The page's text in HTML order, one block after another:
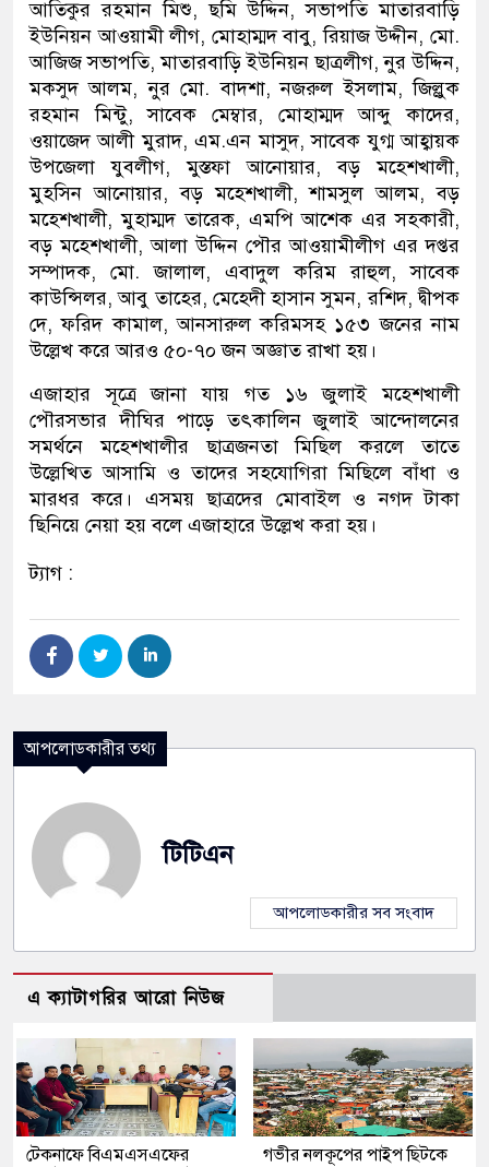
আতিকুর রহমান মিশু, ছমি উদ্দিন, সভাপতি মাতারবাড়ি
ইউনিয়ন আওয়ামী লীগ, মোহাম্মদ বাবু, রিয়াজ উদ্দীন, মো.
আজিজ সভাপতি, মাতারবাড়ি ইউনিয়ন ছাত্রলীগ, নুর উদ্দিন,
মকসুদ আলম, নুর মো. বাদশা, নজরুল ইসলাম, জিল্লুক
রহমান মিন্টু, সাবেক মেম্বার, মোহাম্মদ আব্দু কাদের,
ওয়াজেদ আলী মুরাদ, এম.এন মাসুদ, সাবেক যুগ্ম আহ্বায়ক
উপজেলা যুবলীগ, মুস্তফা আনোয়ার, বড় মহেশখালী,
মুহসিন আনোয়ার, বড় মহেশখালী, শামসুল আলম, বড়
মহেশখালী, মুহাম্মদ তারেক, এমপি আশেক এর সহকারী,
বড় মহেশখালী, আলা উদ্দিন পৌর আওয়ামীলীগ এর দপ্তর
সম্পাদক, মো. জালাল, এবাদুল করিম রাহুল, সাবেক
কাউন্সিলর, আবু তাহের, মেহেদী হাসান সুমন, রশিদ, দ্বীপক
দে, ফরিদ কামাল, আনসারুল করিমসহ ১৫৩ জনের নাম
উল্লেখ করে আরও ৫০-৭০ জন অজ্ঞাত রাখা হয়।
এজাহার সূত্রে জানা যায় গত ১৬ জুলাই মহেশখালী
পৌরসভার দীঘির পাড়ে তৎকালিন জুলাই আন্দোলনের
সমর্থনে মহেশখালীর ছাত্রজনতা মিছিল করলে তাতে
উল্লেখিত আসামি ও তাদের সহযোগিরা মিছিলে বাঁধা ও
মারধর করে। এসময় ছাত্রদের মোবাইল ও নগদ টাকা
ছিনিয়ে নেয়া হয় বলে এজাহারে উল্লেখ করা হয়।
ট্যাগ :
আপলোডকারীর তথ্য
টিটিএন
আপলোডকারীর সব সংবাদ
এ ক্যাটাগরির আরো নিউজ
টেকনাফে বিএমএসএফের
গভীর নলকূপের পাইপ ছিটকে